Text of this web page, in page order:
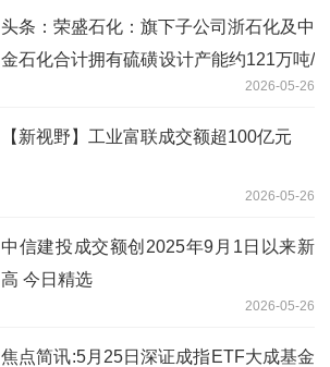
头条：荣盛石化：旗下子公司浙石化及中
金石化合计拥有硫磺设计产能约121万吨/
2026-05-26
【新视野】工业富联成交额超100亿元
2026-05-26
中信建投成交额创2025年9月1日以来新
高 今日精选
2026-05-26
焦点简讯:5月25日深证成指ETF大成基金